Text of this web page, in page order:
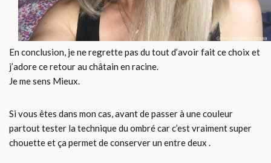
En conclusion, je ne regrette pas du tout d’avoir fait ce choix et
j’adore ce retour au châtain en racine.
Je me sens Mieux.
Si vous êtes dans mon cas, avant de passer à une couleur
partout tester la technique du ombré car c’est vraiment super
chouette et ça permet de conserver un entre deux .